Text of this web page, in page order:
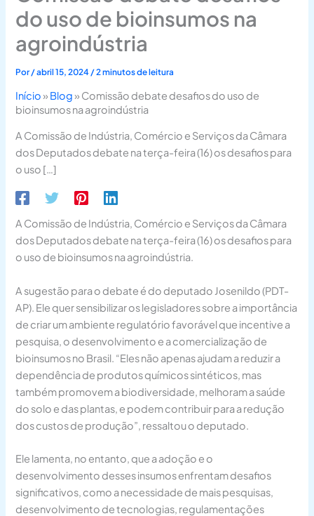
do uso de bioinsumos na
agroindústria
Por/abril 15, 2024 /2 minutos de leitura
Início» Blog» Comissão debate desafios do uso de
bioinsumos na agroindústria
A Comissão de Indústria, Comércio e Serviços da Câmara
dos Deputados debate na terça-feira (16) os desafios para
o uso […]
A Comissão de Indústria, Comércio e Serviços da Câmara
dos Deputados debate na terça-feira (16) os desafios para
o uso de bioinsumos na agroindústria.
A sugestão para o debate é do deputado Josenildo (PDT-
AP). Ele quer sensibilizar os legisladores sobre a importância
de criar um ambiente regulatório favorável que incentive a
pesquisa, o desenvolvimento e a comercialização de
bioinsumos no Brasil. “Eles não apenas ajudam a reduzir a
dependência de produtos químicos sintéticos, mas
também promovem a biodiversidade, melhoram a saúde
do solo e das plantas, e podem contribuir para a redução
dos custos de produção”, ressaltou o deputado.
Ele lamenta, no entanto, que a adoção e o
desenvolvimento desses insumos enfrentam desafios
significativos, como a necessidade de mais pesquisas,
desenvolvimento de tecnologias, regulamentações